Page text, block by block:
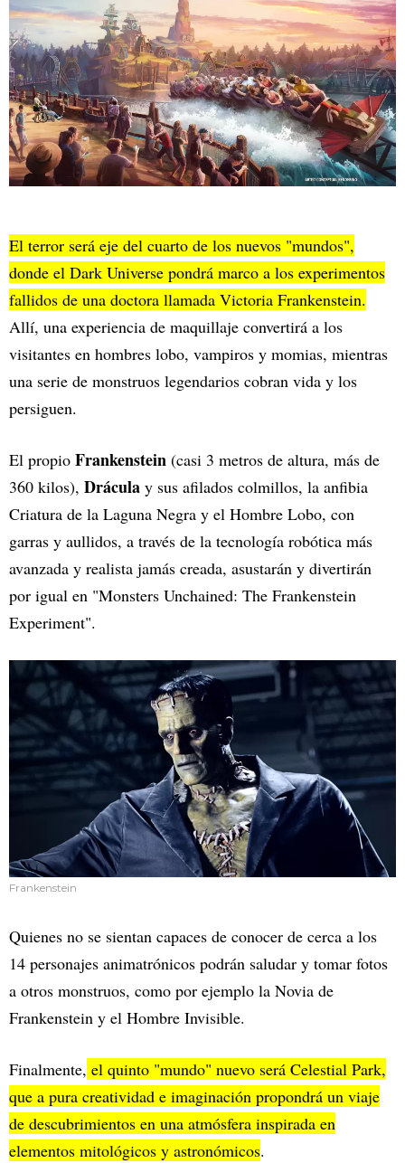
El terror será eje del cuarto de los nuevos "mundos",
donde el Dark Universe pondrá marco a los experimentos
fallidos de una doctora llamada Victoria Frankenstein.
Allí, una experiencia de maquillaje convertirá a los
visitantes en hombres lobo, vampiros y momias, mientras
una serie de monstruos legendarios cobran vida y los
persiguen.
El propio Frankenstein (casi 3 metros de altura, más de
360 kilos), Drácula y sus afilados colmillos, la anfibia
Criatura de la Laguna Negra y el Hombre Lobo, con
garras y aullidos, a través de la tecnología robótica más
avanzada y realista jamás creada, asustarán y divertirán
por igual en "Monsters Unchained: The Frankenstein
Experiment".
Frankenstein
Quienes no se sientan capaces de conocer de cerca a los
14 personajes animatrónicos podrán saludar y tomar fotos
a otros monstruos, como por ejemplo la Novia de
Frankenstein y el Hombre Invisible.
Finalmente, el quinto "mundo" nuevo será Celestial Park,
que a pura creatividad e imaginación propondrá un viaje
de descubrimientos en una atmósfera inspirada en
elementos mitológicos y astronómicos.